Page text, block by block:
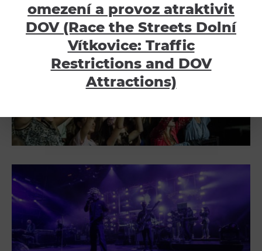
Atrakcyjność
Bolt Tower
Wielki Świat Techniki
Mały Świat Techniki
Gong
Muzeum Górnictwa w Parku Landek
HopJump
Ściana wspinaczkowa
Akademia Kreatywna
Narodowe Muzeum Rolnicze
omezení a provoz atraktivit
DOV (Race the Streets Dolní
Vítkovice: Traffic
Restrictions and DOV
Attractions)